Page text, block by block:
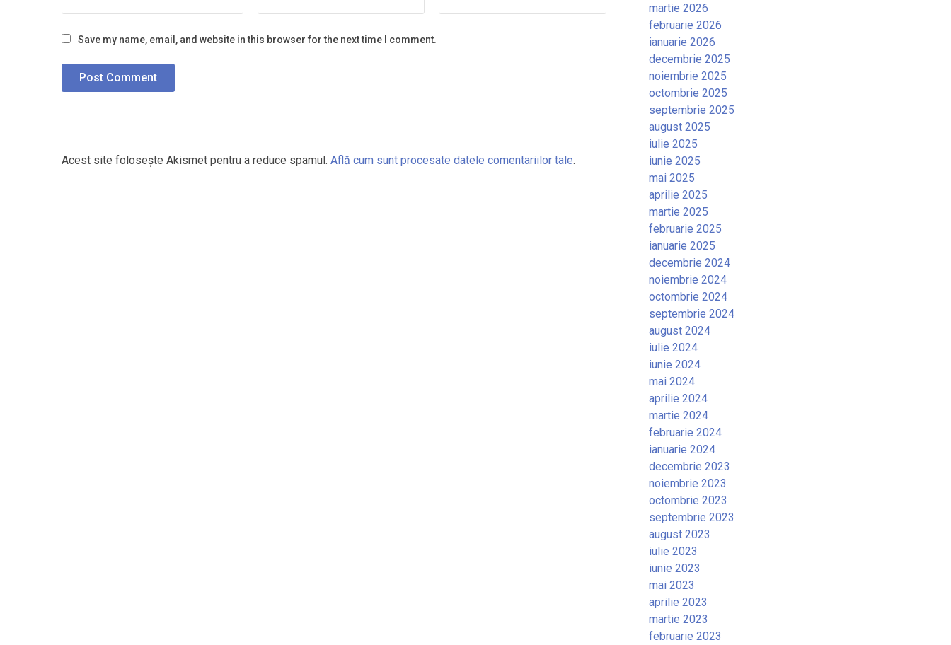
Save my name, email, and website in this browser for the next time I comment.
Acest site folosește Akismet pentru a reduce spamul. Află cum sunt procesate datele comentariilor tale.
martie 2026
februarie 2026
ianuarie 2026
decembrie 2025
noiembrie 2025
octombrie 2025
septembrie 2025
august 2025
iulie 2025
iunie 2025
mai 2025
aprilie 2025
martie 2025
februarie 2025
ianuarie 2025
decembrie 2024
noiembrie 2024
octombrie 2024
septembrie 2024
august 2024
iulie 2024
iunie 2024
mai 2024
aprilie 2024
martie 2024
februarie 2024
ianuarie 2024
decembrie 2023
noiembrie 2023
octombrie 2023
septembrie 2023
august 2023
iulie 2023
iunie 2023
mai 2023
aprilie 2023
martie 2023
februarie 2023